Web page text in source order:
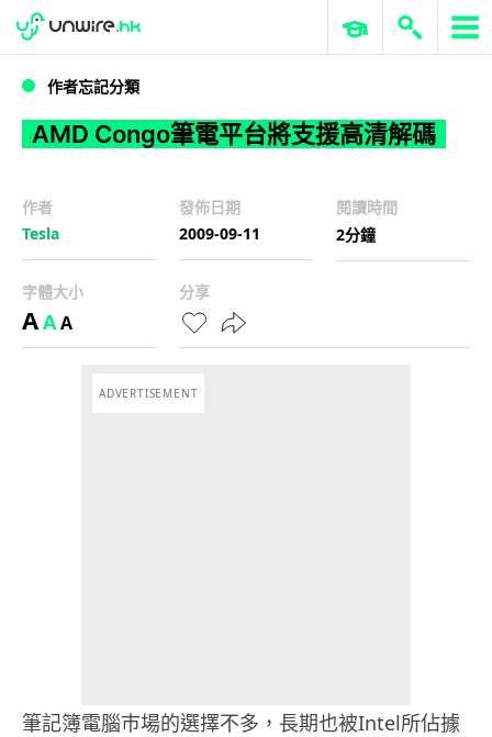
AMD Congo筆電平台將支援高清解碼
WWDC 2026 ERP 與商業 AI
作者忘記分類
AMD Congo筆電平台將支援高清解碼
作者
Tesla
發佈日期
2009-09-11
閱讀時間
2分鐘
字體大小
AAA
分享
ADVERTISEMENT
筆記簿電腦巿場的選擇不多，長期也被Intel所佔據